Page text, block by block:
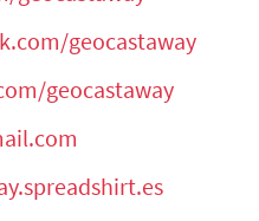
geocastaway
geocastaway